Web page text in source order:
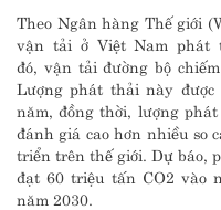
Theo Ngân hàng Thế giới
vận tải ở Việt Nam phát
đó, vận tải đường bộ
Lượng phát thải này
năm, đồng thời, lượng
đánh giá cao hơn nhiều so
triển trên thế giới. Dự báo,
đạt 60 triệu tấn CO2 vào
năm 2030.